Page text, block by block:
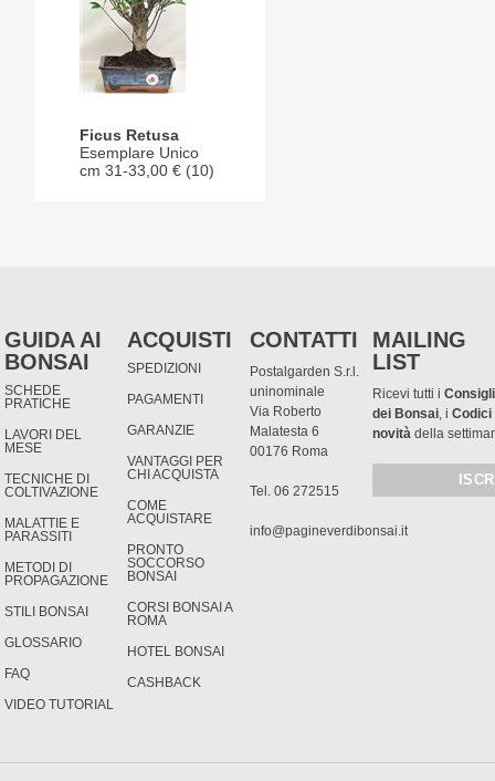
Ficus Retusa
Esemplare Unico
cm 31-33,00 € (10)
GUIDA AI
BONSAI
SCHEDE
PRATICHE
LAVORI DEL
MESE
TECNICHE DI
COLTIVAZIONE
MALATTIE E
PARASSITI
METODI DI
PROPAGAZIONE
STILI BONSAI
GLOSSARIO
FAQ
VIDEO TUTORIAL
ACQUISTI
SPEDIZIONI
PAGAMENTI
GARANZIE
VANTAGGI PER
CHI ACQUISTA
COME
ACQUISTARE
PRONTO
SOCCORSO
BONSAI
CORSI BONSAI A
ROMA
HOTEL BONSAI
CASHBACK
CONTATTI
Postalgarden S.r.l.
uninominale
Via Roberto
Malatesta 6
00176 Roma
Tel. 06 272515
info@pagineverdibonsai.it
MAILING
LIST
Ricevi tutti i
dei Bonsai , iCodici
novità della